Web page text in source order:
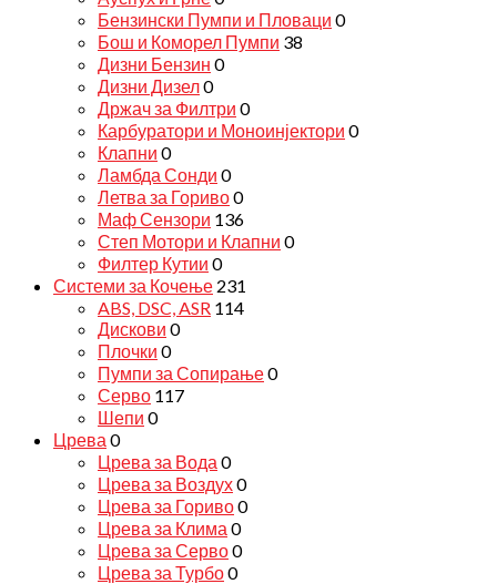
Бензински Пумпи и Пловаци 0
Бош и Коморел Пумпи 38
Дизни Бензин 0
Дизни Дизел0
Држач за Филтри 0
Карбуратори и Моноинјектори 0
Клапни 0
Ламбда Сонди 0
Летва за Гориво0
Маф Сензори 136
Степ Мотори и Клапни 0
Филтер Кутии 0
Системи за Кочење 231
ABS, DSC, ASR 114
Дискови 0
Плочки 0
Пумпи за Сопирање0
Серво 117
Шепи 0
Црева 0
Црева за Вода 0
Црева за Воздух0
Црева за Гориво0
Црева за Клима 0
Црева за Серво0
Црева за Турбо0